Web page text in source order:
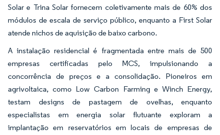
Solar e Trina Solar fornecem coletivamente mais de 60% dos
módulos de escala de serviço público, enquanto a First Solar
atende nichos de aquisição de baixo carbono.
A instalação residencial é fragmentada entre mais de 500
empresas certificadas pelo MCS, impulsionando a
concorrência de preços e a consolidação. Pioneiros em
agrivoltaica, como Low Carbon Farming e Winch Energy,
testam designs de pastagem de ovelhas, enquanto
especialistas em energia solar flutuante exploram a
implantação em reservatórios em locais de empresas de